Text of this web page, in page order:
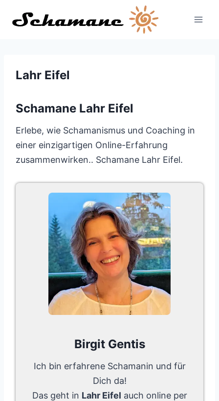
Inhalt
Lahr Eifel
Schamane Lahr Eifel
Erlebe, wie Schamanismus und Coaching in
einer einzigartigen Online-Erfahrung
zusammenwirken.. Schamane Lahr Eifel.
Birgit Gentis
Ich bin erfahrene Schamanin und für
Dich da!
Das geht in Lahr Eifel auch online per